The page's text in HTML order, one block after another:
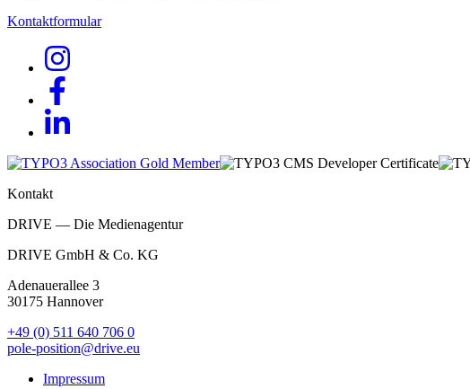
Kontaktformular
Kontakt
DRIVE — Die Medienagentur
DRIVE GmbH & Co. KG
Adenauerallee 3
30175 Hannover
+49 (0) 511 640 706 0
pole-position@drive.eu
Impressum